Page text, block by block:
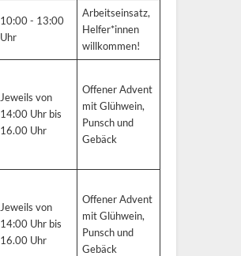
10:00 - 13:00
Uhr
Arbeitseinsatz,
Helfer*innen
willkommen!
Jeweils von
14:00 Uhr bis
16.00 Uhr
Offener Advent
mit Glühwein,
Punsch und
Gebäck
Jeweils von
14:00 Uhr bis
16.00 Uhr
Offener Advent
mit Glühwein,
Punsch und
Gebäck